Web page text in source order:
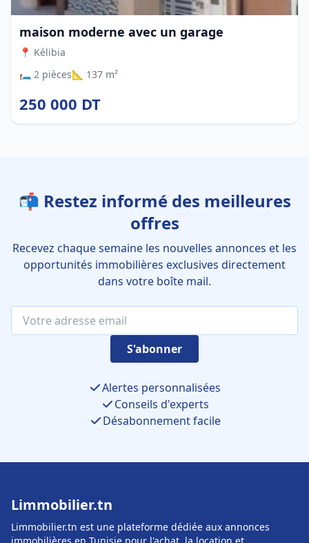
maison moderne avec un garage
📍 Kélibia
🛏️ 2 pièces📐 137 m²
250 000 DT
📬 Restez informé des meilleures
offres
Recevez chaque semaine les nouvelles annonces et les
opportunités immobilières exclusives directement
dans votre boîte mail.
S'abonner
Alertes personnalisées
Conseils d'experts
Désabonnement facile
Limmobilier.tn
Limmobilier.tn est une plateforme dédiée aux annonces